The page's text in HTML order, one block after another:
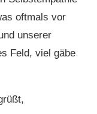
oftmals vor
unserer
Feld, viel gäbe